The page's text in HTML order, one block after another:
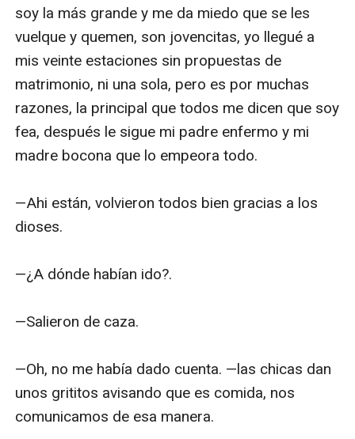
soy la más grande y me da miedo que se les
vuelque y quemen, son jovencitas, yo llegué a
mis veinte estaciones sin propuestas de
matrimonio, ni una sola, pero es por muchas
razones, la principal que todos me dicen que soy
fea, después le sigue mi padre enfermo y mi
madre bocona que lo empeora todo.
—Ahi están, volvieron todos bien gracias a los
dioses.
—¿A dónde habían ido?.
—Salieron de caza.
—Oh, no me había dado cuenta. —las chicas dan
unos grititos avisando que es comida, nos
comunicamos de esa manera.